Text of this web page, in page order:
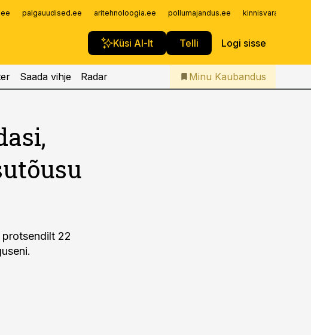
palgauudised.ee aritehnoloogia.ee pollumajandus.ee
Küsi AI-lt Telli Logi sisse
Iseteenindus
Telli Kaubandus
Saada vihje Radar Minu Kaubandus
protsendilt 22